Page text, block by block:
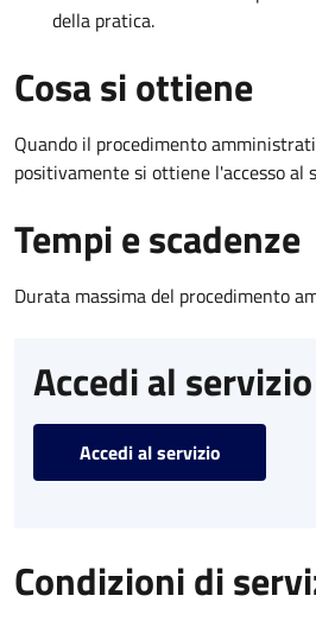
della pratica.
Cosa si ottiene
Quando il procedimento
positivamente si ottiene l'accesso al
Tempi e scadenze
Durata massima del procedimento
Accedi al servizio
Accedi al servizio
Condizioni di